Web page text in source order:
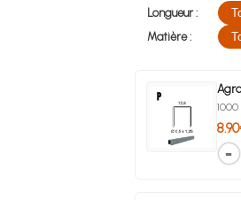
Longueur :
Matière :